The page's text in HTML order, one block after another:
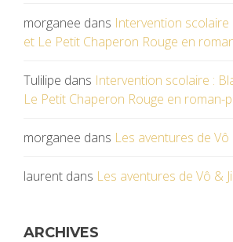
morganee dans Intervention scolaire
et Le Petit Chaperon Rouge en
Tulilipe dans Intervention scolaire :
Le Petit Chaperon Rouge en roman-
morganee dans Les aventures de Vô
laurent dans Les aventures de Vô &
ARCHIVES